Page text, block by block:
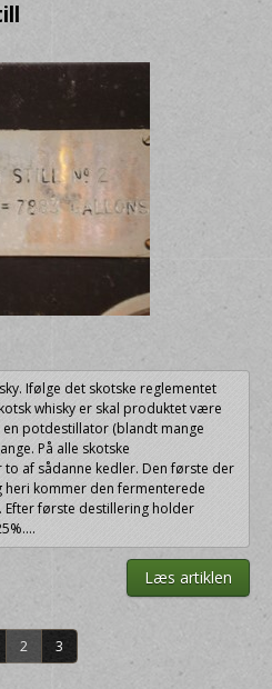
Ifølge det skotske reglementet
whisky er skal produktet være
potdestillator (blandt mange
På alle skotske
af sådanne kedler. Den første der
heri kommer den fermenterede
Efter første destillering holder
Læs artiklen
2 3